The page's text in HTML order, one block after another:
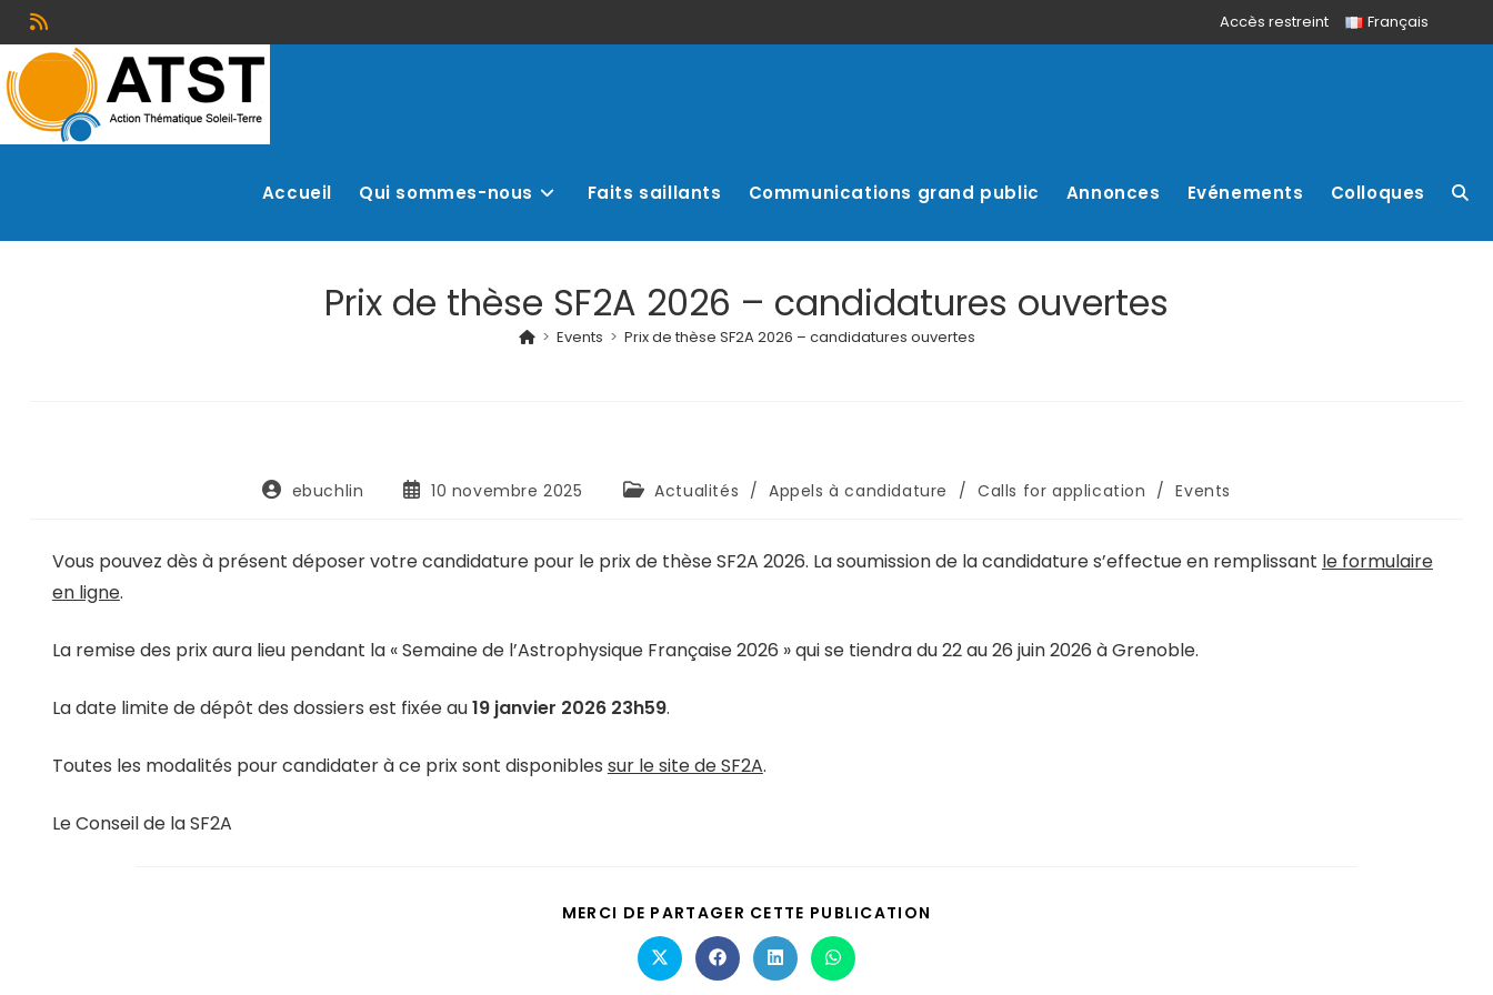
Accès restreint Français
Accueil Qui sommes-nous Faits saillants Communications grand public Annonces Evénements Colloques
Prix de thèse SF2A 2026 – candidatures ouvertes
> Events > Prix de thèse SF2A 2026 – candidatures ouvertes
ebuchlin 10 novembre 2025 Actualités / Appels à candidature / Calls for application / Events
Vous pouvez dès à présent déposer votre candidature pour le prix de thèse SF2A 2026. La soumission de la candidature s’effectue en remplissant le formulaire
en ligne.
La remise des prix aura lieu pendant la « Semaine de l’Astrophysique Française 2026 » qui se tiendra du 22 au 26 juin 2026 à Grenoble.
La date limite de dépôt des dossiers est fixée au19 janvier 2026 23h59.
Toutes les modalités pour candidater à ce prix sont disponibles sur le site de SF2A.
Le Conseil de la SF2A
MERCI DE PARTAGER CETTE PUBLICATION